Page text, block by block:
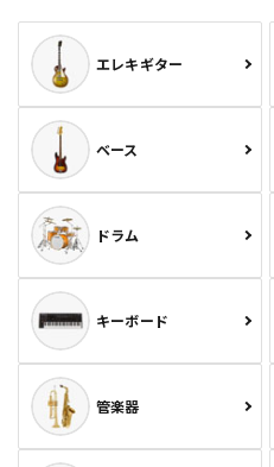
エレキギター
ベース
ドラム
キーボード
管楽器